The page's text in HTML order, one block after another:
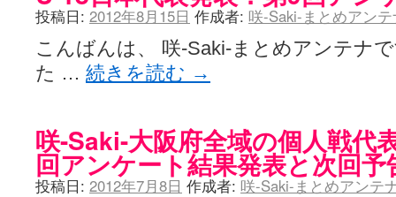
投稿日: 2012年8月15日 作成者: 咲-Saki-まとめアン
こんばんは、 咲-Saki-まとめアンテナ
た … 続きを読む →
咲-Saki-大阪府全域の個人戦代
回アンケート結果発表と次回予
投稿日: 2012年7月8日 作成者: 咲-Saki-まとめアンテ